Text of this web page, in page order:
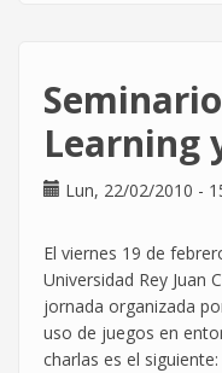
amenaza
con
represión
sincales
en
Madrid
Learning
Lun, 22/02/2010 -
El viernes 19 de
Universidad Rey Juan
jornada organizada
uso de juegos en
charlas es el siguiente: